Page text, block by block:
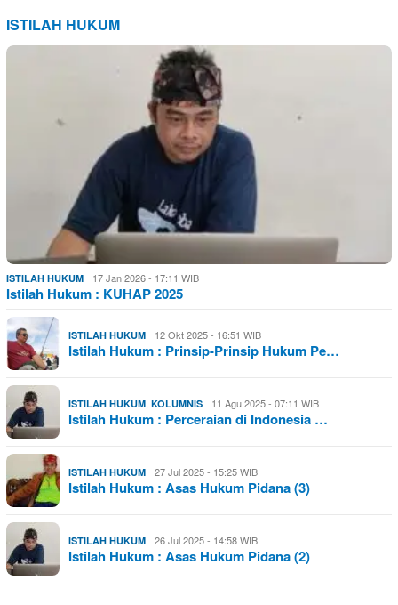
ISTILAH HUKUM
ISTILAH HUKUM 17 Jan 2026 - 17:11 WIB
Istilah Hukum : KUHAP 2025
ISTILAH HUKUM 12 Okt 2025 - 16:51 WIB
Istilah Hukum : Prinsip-Prinsip Hukum Pe…
ISTILAH HUKUM, KOLUMNIS 11 Agu 2025 - 07:11 WIB
Istilah Hukum : Perceraian di Indonesia …
ISTILAH HUKUM 27 Jul 2025 - 15:25 WIB
Istilah Hukum : Asas Hukum Pidana (3)
ISTILAH HUKUM 26 Jul 2025 - 14:58 WIB
Istilah Hukum : Asas Hukum Pidana (2)